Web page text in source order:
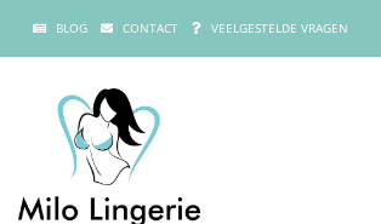
BLOG CONTACT VEELGESTELDE VRAGEN